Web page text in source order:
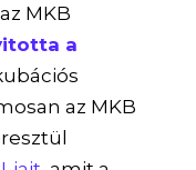
MKB
a
az MKB